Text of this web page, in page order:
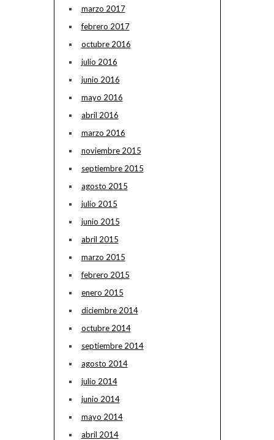
marzo 2017
febrero 2017
octubre 2016
julio 2016
junio 2016
mayo 2016
abril 2016
marzo 2016
noviembre 2015
septiembre 2015
agosto 2015
julio 2015
junio 2015
abril 2015
marzo 2015
febrero 2015
enero 2015
diciembre 2014
octubre 2014
septiembre 2014
agosto 2014
julio 2014
junio 2014
mayo 2014
abril 2014